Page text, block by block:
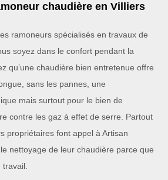
chaudière en Villiers
ramoneurs spécialisés en travaux de
soyez dans le confort pendant la
qu’une chaudière bien entretenue offre
sans les pannes, une
mais surtout pour le bien de
contre les gaz à effet de serre. Partout
propriétaires font appel à Artisan
nettoyage de leur chaudière parce que